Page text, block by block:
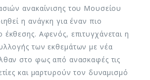
ανακαίνισης του Μουσείου
η ανάγκη για έναν πιο
Αφενός, επιτυγχάνεται η
των εκθεμάτων με νέα
στο φως από ανασκαφές τις
και μαρτυρούν τον δυναμισμό